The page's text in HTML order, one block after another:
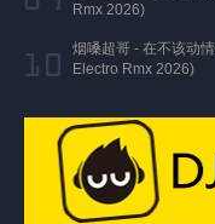
Rmx 2026)
烟嗓超哥 - 在不该动
Electro Rmx 2026)